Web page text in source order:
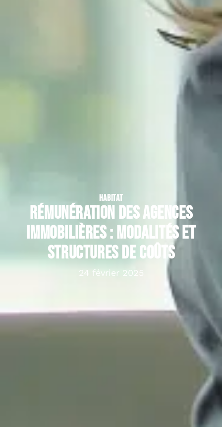
HABITAT
Rémunération des agences
immobilières : modalités et
structures de coûts
24 février 2025